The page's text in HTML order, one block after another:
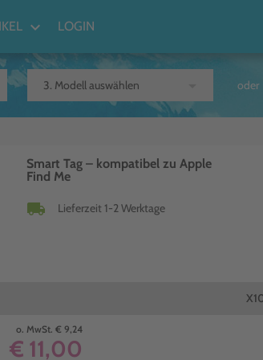
keyboard_arrow_down LOGIN
oder
Smart Tag – kompatibel zu Apple
Find Me
local_shipping Lieferzeit 1-2 Werktage
o. MwSt. € 9,24
€ 11,00